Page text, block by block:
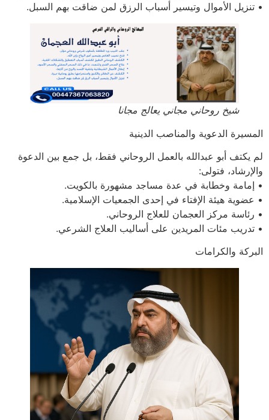
• تنزيل الأموال وتيسير أسباب الرزق لمن ضاقت بهم السبل.
شيخ روحاني مجاني يعالج مجانا
المسيرة الدعوية والمناصب الدينية
لم يكتف أبو عبدالله بالعمل الروحاني فقط، بل جمع بين الدعوة
والإرشاد، فتولى:
• إمامة وخطابة في عدة مساجد مشهورة بالكويت.
• عضوية هيئة الإفتاء في إحدى الجمعيات الإسلامية.
• رئاسة مركز العجمان للعلاج الروحاني.
• تدريب مئات المريدين على أساليب العلاج الشرعي.
البركة والكرامات